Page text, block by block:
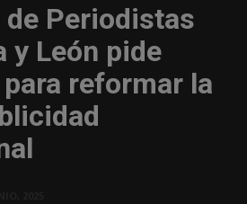
de Periodistas
y León pide
reformar la